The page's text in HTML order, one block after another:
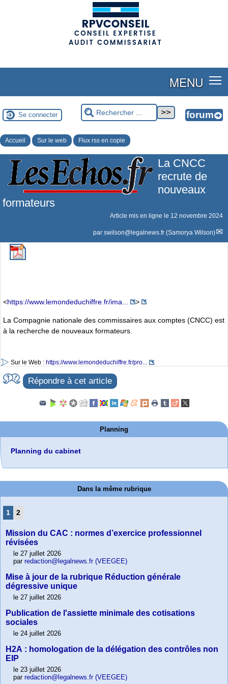
MENU
Se connecter
Accueil Sur le web Flux rss en copie
La CNCC
recrute de
nouveaux
formateurs
Article mis en ligne le 12 novembre 2024
par swilson@legalnews.fr (Samorya Wilson)
<https://www.lemondeduchiffre.fr/ima... >
La Compagnie nationale des commissaires aux comptes (CNCC) est
à la recherche de nouveaux formateurs.
Sur le Web : https://www.lemondeduchiffre.fr/pro...
Répondre à cet article
Planning
Planning du cabinet
Dans la même rubrique
1 2
Mission du CAC : normes d’exercice professionnel
révisées
le 27 juillet 2026
par redaction@legalnews.fr (VEEGEE)
Mise à jour de la rubrique Réduction générale
dégressive unique
le 27 juillet 2026
Publication de l'assiette minimale des cotisations
sociales
le 24 juillet 2026
H2A : homologation de la délégation des contrôles non
EIP
le 23 juillet 2026
par redaction@legalnews.fr (VEEGEE)